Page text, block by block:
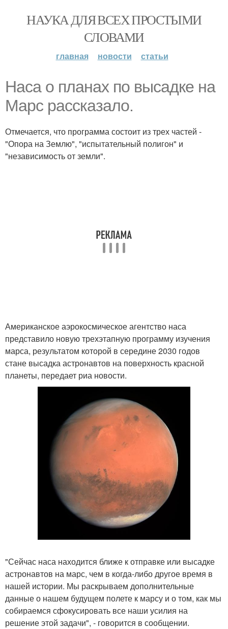
НАУКА ДЛЯ ВСЕХ ПРОСТЫМИ
СЛОВАМИ
главная новости статьи
Наса о планах по высадке на
Марс рассказало.
Отмечается, что программа состоит из трех частей -
"Опора на Землю", "испытательный полигон" и
"независимость от земли".
Американское аэрокосмическое агентство наса
представило новую трехэтапную программу изучения
марса, результатом которой в середине 2030 годов
стане высадка астронавтов на поверхность красной
планеты, передает риа новости.
"Сейчас наса находится ближе к отправке или высадке
астронавтов на марс, чем в когда-либо другое время в
нашей истории. Мы раскрываем дополнительные
данные о нашем будущем полете к марсу и о том, как мы
собираемся сфокусировать все наши усилия на
решение этой задачи", - говорится в сообщении.